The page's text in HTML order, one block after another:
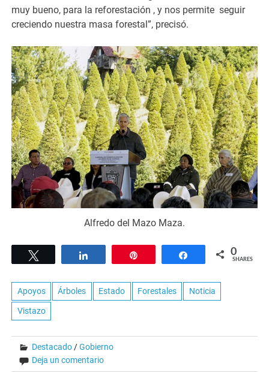
muy bueno, para la reforestación , y nos permite seguir
creciendo nuestra masa forestal”, precisó.
Alfredo del Mazo Maza.
Share 0
SHARES
Apoyos Árboles Estado Forestales Noticia
Vistazo
Destacado/Gobierno
Deja un comentario